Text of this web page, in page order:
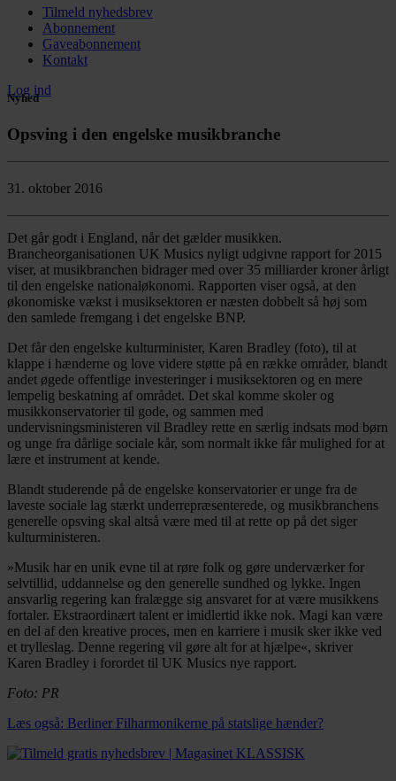
Tilmeld nyhedsbrev
Abonnement
Gaveabonnement
Kontakt
Log ind
Nyhed
Opsving i den engelske musikbranche
31. oktober 2016
Det går godt i England, når det gælder musikken.
Brancheorganisationen UK Musics nyligt udgivne rapport for 2015
viser, at musikbranchen bidrager med over 35 milliarder kroner årligt
til den engelske nationaløkonomi. Rapporten viser også, at den
økonomiske vækst i musiksektoren er næsten dobbelt så høj som
den samlede fremgang i det engelske BNP.
Det får den engelske kulturminister, Karen Bradley (foto), til at
klappe i hænderne og love videre støtte på en række områder, blandt
andet øgede offentlige investeringer i musiksektoren og en mere
lempelig beskatning af området. Det skal komme skoler og
musikkonservatorier til gode, og sammen med
undervisningsministeren vil Bradley rette en særlig indsats mod børn
og unge fra dårlige sociale kår, som normalt ikke får mulighed for at
lære et instrument at kende.
Blandt studerende på de engelske konservatorier er unge fra de
laveste sociale lag stærkt underrepræsenterede, og musikbranchens
generelle opsving skal altså være med til at rette op på det siger
kulturministeren.
»Musik har en unik evne til at røre folk og gøre underværker for
selvtillid, uddannelse og den generelle sundhed og lykke. Ingen
ansvarlig regering kan fralægge sig ansvaret for at være musikkens
fortaler. Ekstraordinært talent er imidlertid ikke nok. Magi kan være
en del af den kreative proces, men en karriere i musik sker ikke ved
et trylleslag. Denne regering vil gøre alt for at hjælpe«, skriver
Karen Bradley i forordet til UK Musics nye rapport.
Foto: PR
Læs også: Berliner Filharmonikerne på statslige hænder?